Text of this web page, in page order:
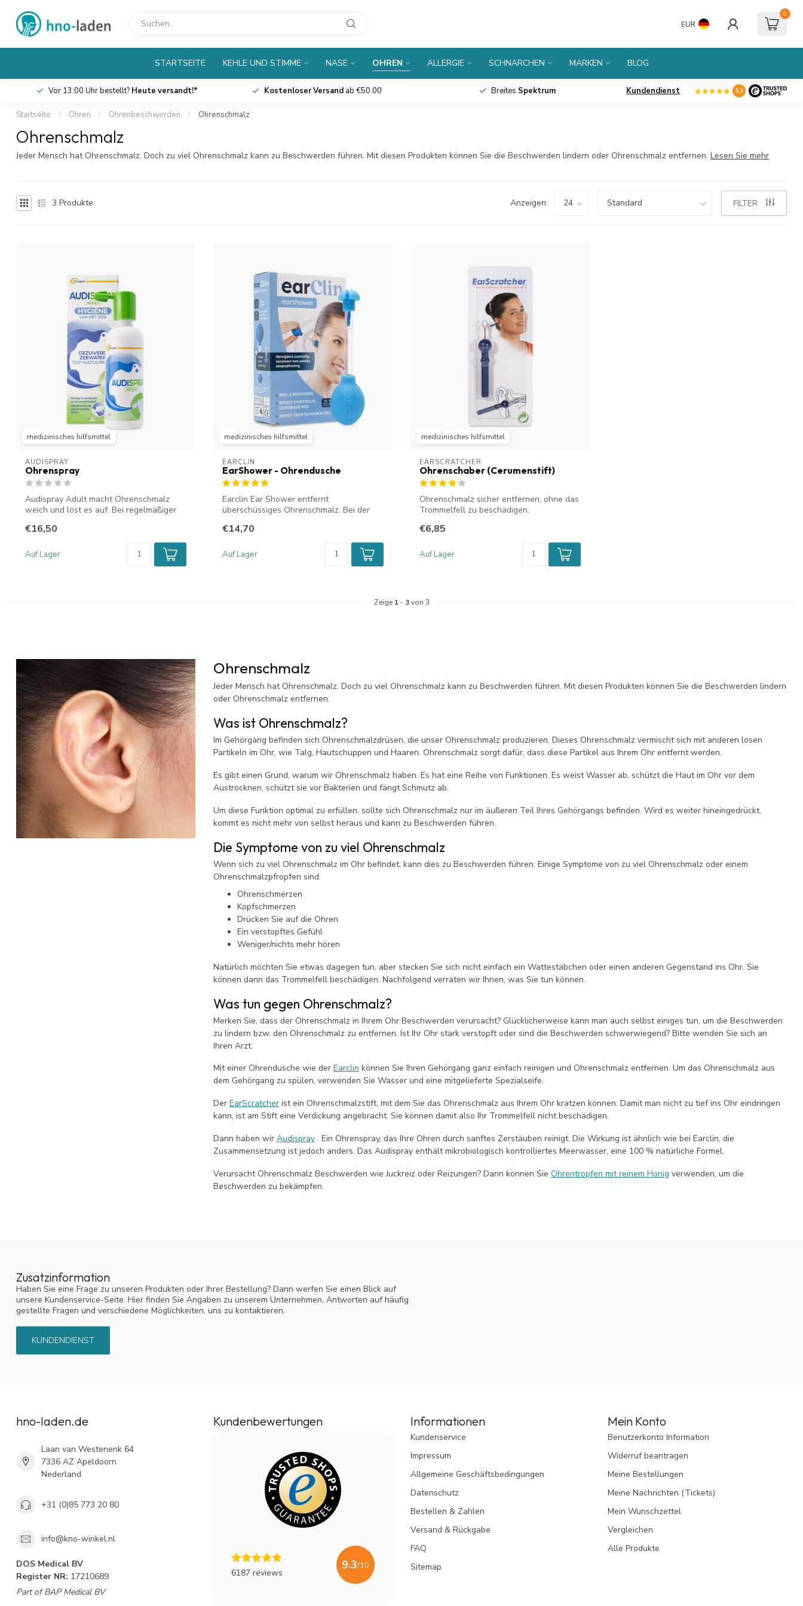
EUR
0
STARTSEITE KEHLE UND STIMME NASE OHREN ALLERGIE SCHNARCHEN MARKEN BLOG
Vor 13:00 Uhr bestellt? Heute versandt!* Kostenloser Versand ab €50.00 Breites Spektrum Kundendienst 9.3
Startseite / Ohren / Ohrenbeschwerden / Ohrenschmalz
Ohrenschmalz
Jeder Mensch hat Ohrenschmalz. Doch zu viel Ohrenschmalz kann zu Beschwerden führen. Mit diesen Produkten können Sie die Beschwerden lindern oder Ohrenschmalz entfernen. Lesen Sie mehr
3 Produkte Anzeigen: FILTER
medizinisches hilfsmittel
AUDISPRAY
Ohrenspray
Audispray Adult macht Ohrenschmalz
weich und löst es auf. Bei regelmäßiger
€16,50
Auf Lager
medizinisches hilfsmittel
EARCLIN
EarShower - Ohrendusche
Earclin Ear Shower entfernt
überschüssiges Ohrenschmalz. Bei der
€14,70
Auf Lager
medizinisches hilfsmittel
EARSCRATCHER
Ohrenschaber (Cerumenstift)
Ohrenschmalz sicher entfernen, ohne das
Trommelfell zu beschädigen.
€6,85
Auf Lager
Zeige 1 - 3von 3
Ohrenschmalz
Jeder Mensch hat Ohrenschmalz. Doch zu viel Ohrenschmalz kann zu Beschwerden führen. Mit diesen Produkten können Sie die Beschwerden lindern
oder Ohrenschmalz entfernen.
Was ist Ohrenschmalz?
Im Gehörgang befinden sich Ohrenschmalzdrüsen, die unser Ohrenschmalz produzieren. Dieses Ohrenschmalz vermischt sich mit anderen losen
Partikeln im Ohr, wie Talg, Hautschuppen und Haaren. Ohrenschmalz sorgt dafür, dass diese Partikel aus Ihrem Ohr entfernt werden.
Es gibt einen Grund, warum wir Ohrenschmalz haben. Es hat eine Reihe von Funktionen. Es weist Wasser ab, schützt die Haut im Ohr vor dem
Austrocknen, schützt sie vor Bakterien und fängt Schmutz ab.
Um diese Funktion optimal zu erfüllen, sollte sich Ohrenschmalz nur im äußeren Teil Ihres Gehörgangs befinden. Wird es weiter hineingedrückt,
kommt es nicht mehr von selbst heraus und kann zu Beschwerden führen.
Die Symptome von zu viel Ohrenschmalz
Wenn sich zu viel Ohrenschmalz im Ohr befindet, kann dies zu Beschwerden führen. Einige Symptome von zu viel Ohrenschmalz oder einem
Ohrenschmalzpfropfen sind:
Ohrenschmerzen
Kopfschmerzen
Drücken Sie auf die Ohren
Ein verstopftes Gefühl
Weniger/nichts mehr hören
Natürlich möchten Sie etwas dagegen tun, aber stecken Sie sich nicht einfach ein Wattestäbchen oder einen anderen Gegenstand ins Ohr. Sie
können dann das Trommelfell beschädigen. Nachfolgend verraten wir Ihnen, was Sie tun können.
Was tun gegen Ohrenschmalz?
Merken Sie, dass der Ohrenschmalz in Ihrem Ohr Beschwerden verursacht? Glücklicherweise kann man auch selbst einiges tun, um die Beschwerden
zu lindern bzw. den Ohrenschmalz zu entfernen. Ist Ihr Ohr stark verstopft oder sind die Beschwerden schwerwiegend? Bitte wenden Sie sich an
Ihren Arzt.
Mit einer Ohrendusche wie der Earclin können Sie Ihren Gehörgang ganz einfach reinigen und Ohrenschmalz entfernen. Um das Ohrenschmalz aus
dem Gehörgang zu spülen, verwenden Sie Wasser und eine mitgelieferte Spezialseife.
Der EarScratcher ist ein Ohrenschmalzstift, mit dem Sie das Ohrenschmalz aus Ihrem Ohr kratzen können. Damit man nicht zu tief ins Ohr eindringen
kann, ist am Stift eine Verdickung angebracht. Sie können damit also Ihr Trommelfell nicht beschädigen.
Dann haben wir Audispray . Ein Ohrenspray, das Ihre Ohren durch sanftes Zerstäuben reinigt. Die Wirkung ist ähnlich wie bei Earclin, die
Zusammensetzung ist jedoch anders. Das Audispray enthält mikrobiologisch kontrolliertes Meerwasser, eine 100 % natürliche Formel.
Verursacht Ohrenschmalz Beschwerden wie Juckreiz oder Reizungen? Dann können Sie Ohrentropfen mit reinem Honig verwenden, um die
Beschwerden zu bekämpfen.
Zusatzinformation
Haben Sie eine Frage zu unseren Produkten oder Ihrer Bestellung? Dann werfen Sie einen Blick auf
unsere Kundenservice-Seite. Hier finden Sie Angaben zu unserem Unternehmen, Antworten auf häufig
gestellte Fragen und verschiedene Möglichkeiten, uns zu kontaktieren.
KUNDENDIENST
hno-laden.de
Laan van Westenenk 64
7336 AZ Apeldoorn
Nederland
+31 (0)85 773 20 80
info@kno-winkel.nl
DOS Medical BV
Register NR: 17210689
Part of BAP Medical BV
Kundenbewertungen
6187 reviews
9.3/10
Informationen
Kundenservice
Impressum
Allgemeine Geschäftsbedingungen
Datenschutz
Bestellen & Zahlen
Versand & Rückgabe
FAQ
Sitemap
Mein Konto
Benutzerkonto Information
Widerruf beantragen
Meine Bestellungen
Meine Nachrichten (Tickets)
Mein Wunschzettel
Vergleichen
Alle Produkte